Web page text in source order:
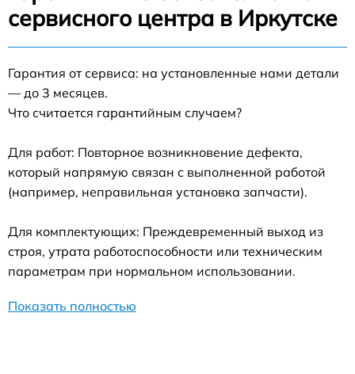
сервисного центра в Иркутске
Гарантия от сервиса: на установленные нами детали
— до 3 месяцев.
Что считается гарантийным случаем?
Для работ: Повторное возникновение дефекта,
который напрямую связан с выполненной работой
(например, неправильная установка запчасти).
Для комплектующих: Преждевременный выход из
строя, утрата работоспособности или техническим
параметрам при нормальном использовании.
Показать полностью